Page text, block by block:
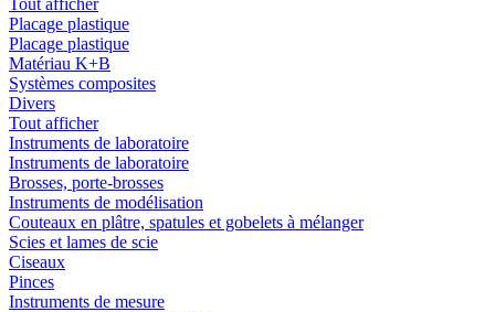
Tout afficher
Placage plastique
Placage plastique
Matériau K+B
Systèmes composites
Divers
Tout afficher
Instruments de laboratoire
Instruments de laboratoire
Brosses, porte-brosses
Instruments de modélisation
Couteaux en plâtre, spatules et gobelets à mélanger
Scies et lames de scie
Ciseaux
Pinces
Instruments de mesure